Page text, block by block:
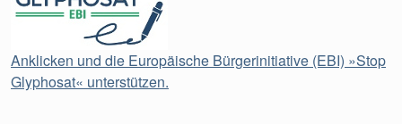
Anklicken und die Europäische Bürgerinitiative (EBI) »Stop
Glyphosat« unterstützen.